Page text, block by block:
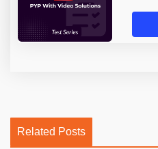
Related Posts